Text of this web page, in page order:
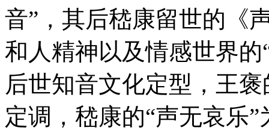
音”，其后嵇康留世的《
和人精神以及情感世界的
后世知音文化定型，王
定调，嵇康的“声无哀乐